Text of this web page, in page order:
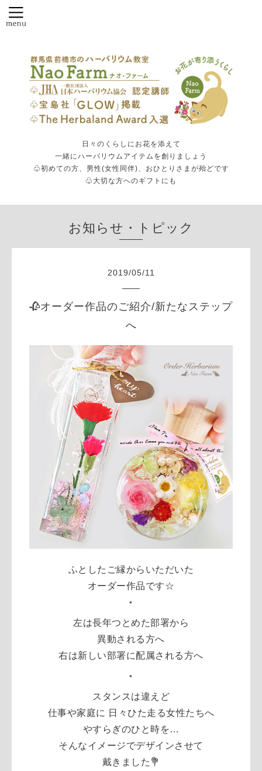
日々のくらしにお花を添えて
一緒にハーバリウムアイテムを創りましょう
♧初めての方、男性(女性同伴)、おひとりさまが殆どです
♧大切な方へのギフトにも
お知らせ・トピック
2019/05/11
🥀オーダー作品のご紹介/新たなステップ
へ
ふとしたご縁からいただいた
オーダー作品です☆
＊
左は長年つとめた部署から
異動される方へ
右は新しい部署に配属される方へ
＊
スタンスは違えど
仕事や家庭に 日々ひた走る女性たちへ
やすらぎのひと時を…
そんなイメージでデザインさせて
戴きました💐